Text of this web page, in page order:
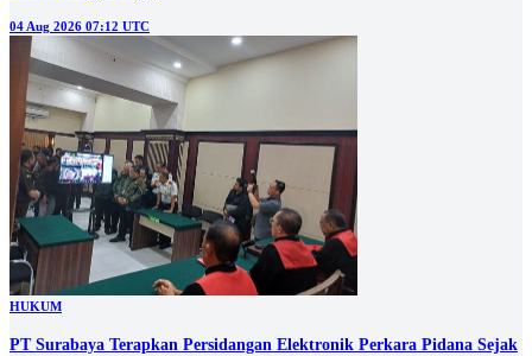
04 Aug 2026 07:12 UTC
HUKUM
PT Surabaya Terapkan Persidangan Elektronik Perkara Pidana Sejak